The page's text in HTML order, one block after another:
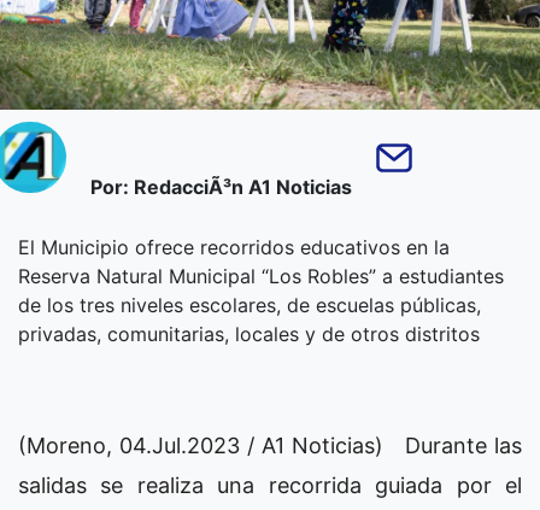
Por: RedacciÃ³n A1 Noticias
El Municipio ofrece recorridos educativos en la
Reserva Natural Municipal “Los Robles” a estudiantes
de los tres niveles escolares, de escuelas públicas,
privadas, comunitarias, locales y de otros distritos
(Moreno, 04.Jul.2023 / A1 Noticias) Durante las
salidas se realiza una recorrida guiada por el